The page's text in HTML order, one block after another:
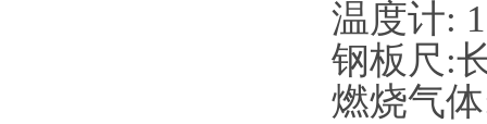
温度计:
钢板尺:
燃烧气